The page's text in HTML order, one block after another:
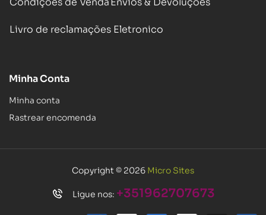
Livro de reclamações Eletronico
Minha Conta
Minha conta
Rastrear encomenda
Copyright © 2026 Micro Sites
Ligue nos: +351962707673